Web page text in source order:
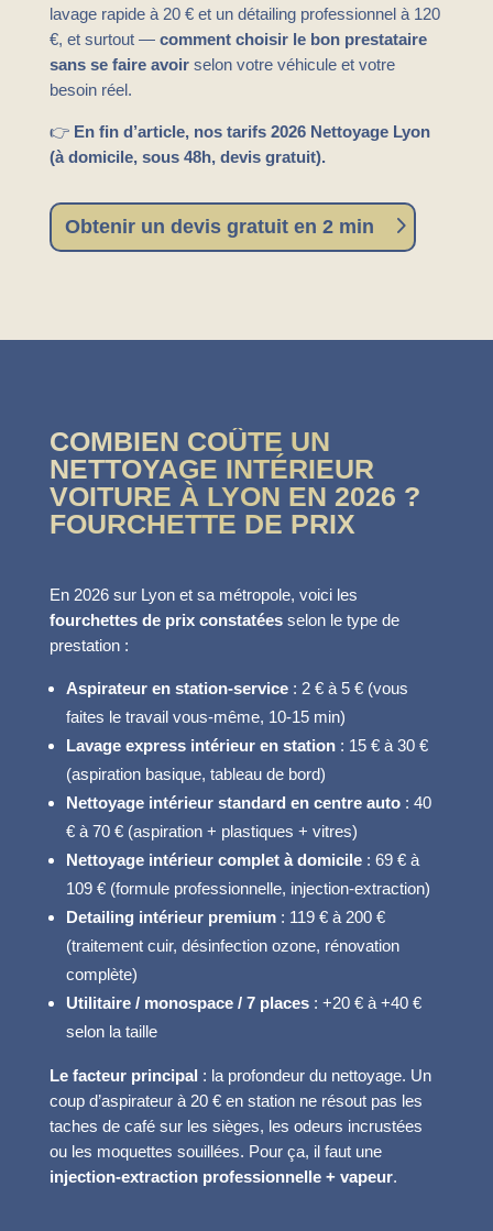
lavage rapide à 20 € et un détailing professionnel à 120
€, et surtout — comment choisir le bon prestataire
sans se faire avoirselon votre véhicule et votre
besoin réel.
👉 En fin d’article, nos tarifs 2026 Nettoyage Lyon
(à domicile, sous 48h, devis gratuit).
Obtenir un devis gratuit en 2 min
COMBIEN COÛTE UN
NETTOYAGE INTÉRIEUR
VOITURE À LYON EN 2026 ?
FOURCHETTE DE PRIX
En 2026 sur Lyon et sa métropole, voici les
fourchettes de prix constatéesselon le type de
prestation :
Aspirateur en station-service: 2 € à 5 € (vous
faites le travail vous-même, 10-15 min)
Lavage express intérieur en station: 15 € à 30 €
(aspiration basique, tableau de bord)
Nettoyage intérieur standard en centre auto: 40
€ à 70 € (aspiration + plastiques + vitres)
Nettoyage intérieur complet à domicile: 69 € à
109 € (formule professionnelle, injection-extraction)
Detailing intérieur premium: 119 € à 200 €
(traitement cuir, désinfection ozone, rénovation
complète)
Utilitaire / monospace / 7 places: +20 € à +40 €
selon la taille
Le facteur principal : la profondeur du nettoyage. Un
coup d’aspirateur à 20 € en station ne résout pas les
taches de café sur les sièges, les odeurs incrustées
ou les moquettes souillées. Pour ça, il faut une
injection-extraction professionnelle + vapeur.